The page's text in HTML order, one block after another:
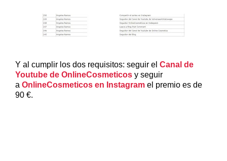
Y al cumplir los dos requisitos: seguir el Canal de
Youtube de OnlineCosmeticos y seguir
a OnlineCosmeticos en Instagram el premio es de
90 €.